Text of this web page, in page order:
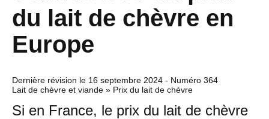
du lait de chèvre en
Europe
Dernière révision le 16 septembre 2024 - Numéro 364
Lait de chèvre et viande » Prix du lait de chèvre
Si en France, le prix du lait de chèvre